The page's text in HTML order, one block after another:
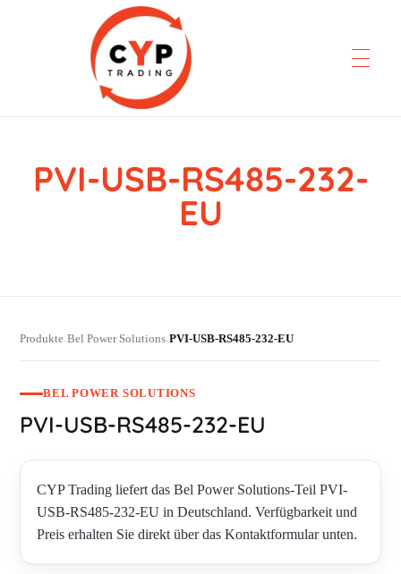
CYP Trading
Professionelle Ersatzteilbeschaffung
PVI-USB-RS485-232-
EU
Produkte›Bel Power Solutions›PVI-USB-RS485-232-EU
BEL POWER SOLUTIONS
PVI-USB-RS485-232-EU
CYP Trading liefert das Bel Power Solutions-Teil PVI-
USB-RS485-232-EU in Deutschland. Verfügbarkeit und
Preis erhalten Sie direkt über das Kontaktformular unten.